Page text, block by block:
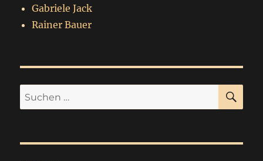
Gabriele Jack
Rainer Bauer
Suchen
nach: